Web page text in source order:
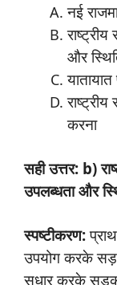
नई
और
राष्ट्रीय
करना
सही उत्तर: b)
उपलब्धता और
स्पष्टीकरण:
उपयोग करके
सुधार करके सड़क